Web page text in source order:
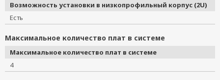
Возможность установки в низкопрофильный корпус (2U)
Есть
Максимальное количество плат в системе
Максимальное количество плат в системе
4